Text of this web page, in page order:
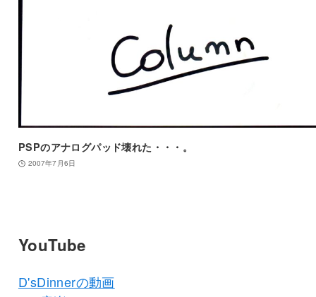
PSPのアナログパッド壊れた・・・。
2007年7月6日
YouTube
D'sDinnerの動画